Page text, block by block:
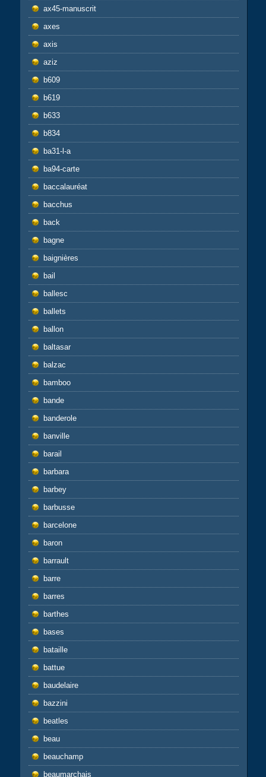
ax45-manuscrit
axes
axis
aziz
b609
b619
b633
b834
ba31-l-a
ba94-carte
baccalauréat
bacchus
back
bagne
baignières
bail
ballesc
ballets
ballon
baltasar
balzac
bamboo
bande
banderole
banville
barail
barbara
barbey
barbusse
barcelone
baron
barrault
barre
barres
barthes
bases
bataille
battue
baudelaire
bazzini
beatles
beau
beauchamp
beaumarchais